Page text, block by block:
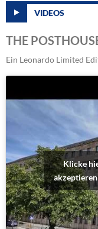
VIDEOS
THE
Ein Leonardo Limited
Klicke